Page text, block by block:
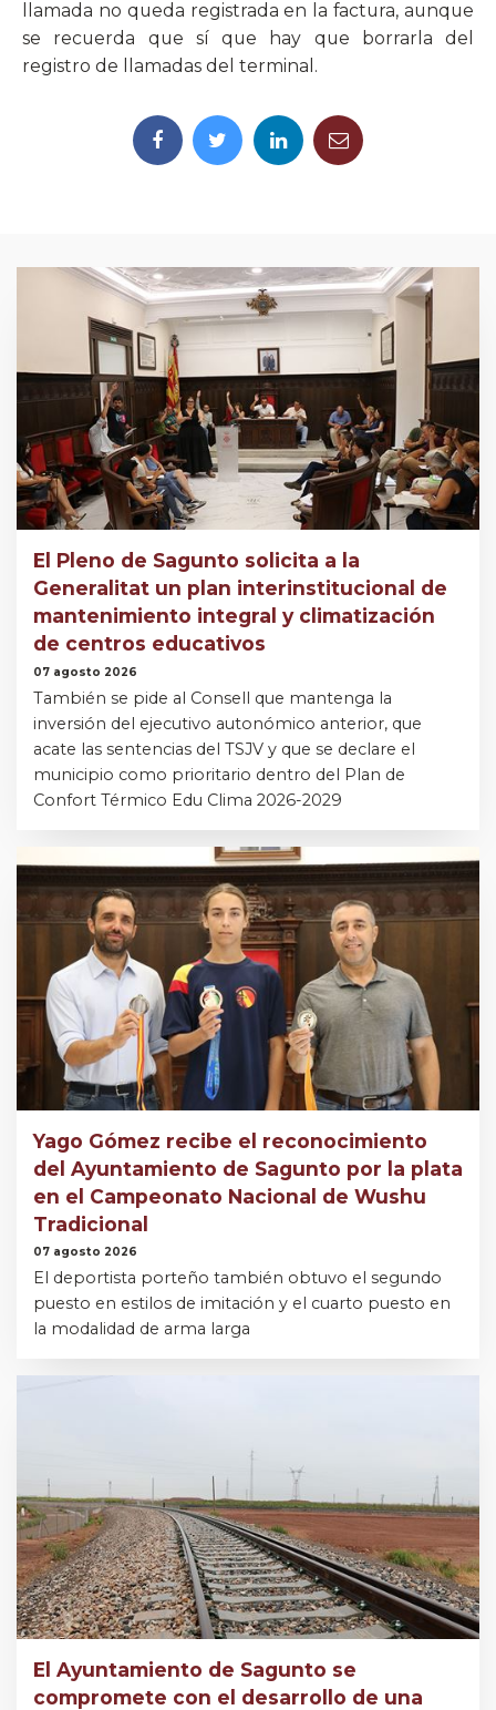
llamada no queda registrada en la factura, aunque
se recuerda que sí que hay que borrarla del
registro de llamadas del terminal.
El Pleno de Sagunto solicita a la
Generalitat un plan interinstitucional de
mantenimiento integral y climatización
de centros educativos
07 agosto 2026
También se pide al Consell que mantenga la
inversión del ejecutivo autonómico anterior, que
acate las sentencias del TSJV y que se declare el
municipio como prioritario dentro del Plan de
Confort Térmico Edu Clima 2026-2029
Yago Gómez recibe el reconocimiento
del Ayuntamiento de Sagunto por la plata
en el Campeonato Nacional de Wushu
Tradicional
07 agosto 2026
El deportista porteño también obtuvo el segundo
puesto en estilos de imitación y el cuarto puesto en
la modalidad de arma larga
El Ayuntamiento de Sagunto se
compromete con el desarrollo de una